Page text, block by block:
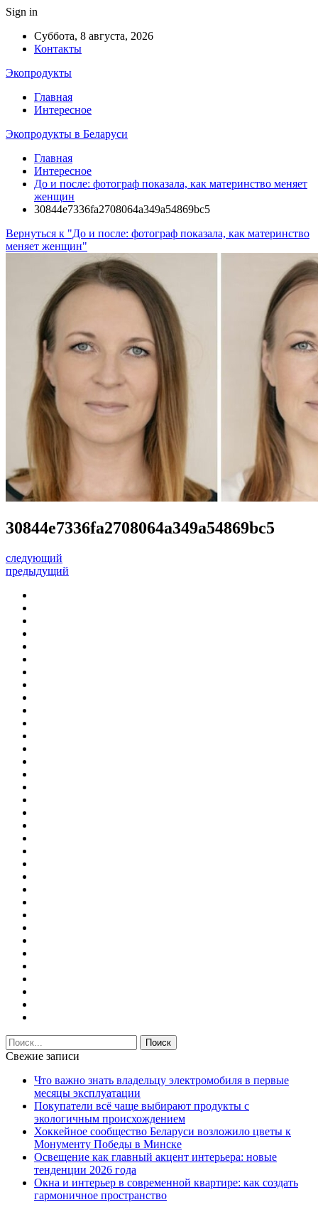
Sign in
Суббота, 8 августа, 2026
Контакты
Экопродукты
Главная
Интересное
Экопродукты в Беларуси
Главная
Интересное
До и после: фотограф показала, как материнство меняет
женщин
30844e7336fa2708064a349a54869bc5
Вернуться к "До и после: фотограф показала, как материнство
меняет женщин"
30844e7336fa2708064a349a54869bc5
следующий
предыдущий
Свежие записи
Что важно знать владельцу электромобиля в первые
месяцы эксплуатации
Покупатели всё чаще выбирают продукты с
экологичным происхождением
Хоккейное сообщество Беларуси возложило цветы к
Монументу Победы в Минске
Освещение как главный акцент интерьера: новые
тенденции 2026 года
Окна и интерьер в современной квартире: как создать
гармоничное пространство